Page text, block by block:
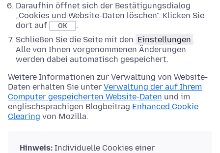
Daraufhin öffnet sich der Bestätigungsdialog
„Cookies und Website-Daten löschen". Klicken Sie
dort auf
OK
.
Schließen Sie die Seite mit den Einstellungen .
Alle von Ihnen vorgenommenen Änderungen
werden dabei automatisch gespeichert.
Weitere Informationen zur Verwaltung von Website-
Daten erhalten Sie unter Verwaltung der auf Ihrem
Computer gespeicherten Website-Daten und im
englischsprachigen Blogbeitrag Enhanced Cookie
Clearing von Mozilla.
Hinweis: Individuelle Cookies einer